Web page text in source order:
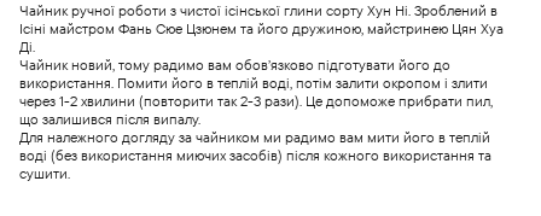
Чайник ручної роботи з чистої ісінської глини сорту Хун Ні. Зроблений в
Ісіні майстром Фань Сюе Цзюнем та його дружиною, майстринею Цян Хуа
Ді.
Чайник новий, тому радимо вам обов’язково підготувати його до
використання. Помити його в теплій воді, потім залити окропом і злити
через 1-2 хвилини (повторити так 2-3 рази). Це допоможе прибрати пил,
що залишився після випалу.
Для належного догляду за чайником ми радимо вам мити його в теплій
воді (без використання миючих засобів) після кожного використання та
сушити.